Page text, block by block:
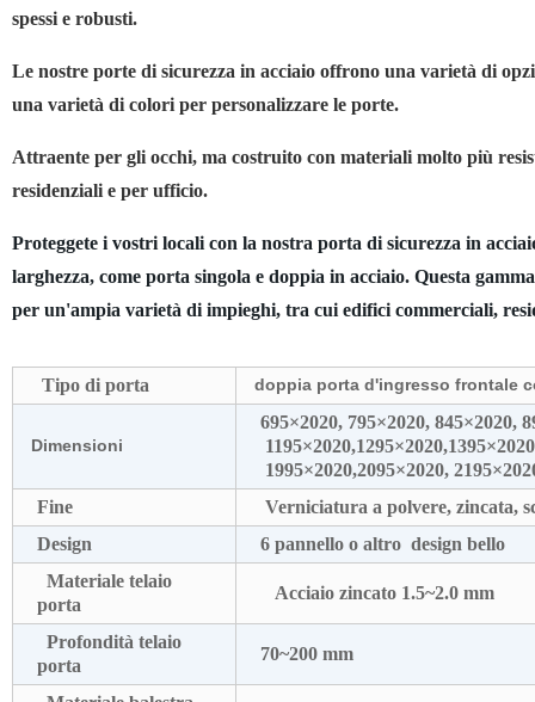
spessi e robusti.
Le nostre porte di sicurezza in acciaio offrono una varietà di
una varietà di colori per personalizzare le porte.
Attraente per gli occhi, ma costruito con materiali molto più
residenziali e per ufficio.
Proteggete i vostri locali con la nostra porta di sicurezza in
larghezza, come porta singola e doppia in acciaio. Questa
per un'ampia varietà di impieghi, tra cui edifici commerciali,
Tipo di porta doppia porta d'ingresso frontale
Dimensioni
695×2020, 795×2020, 845×2020,
1995×2020,2095×2020,
Fine
Verniciatura a polvere, zincata,
Design
6 pannello o altro design bello
Materiale telaio
porta
Acciaio zincato 1.5~2.0 mm
Profondità telaio
porta
70~200 mm